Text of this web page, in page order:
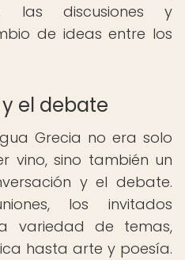
las discusiones y
de ideas entre los
el debate
Grecia no era solo
vino, sino también un
y el debate.
los invitados
variedad de temas,
hasta arte y poesía.